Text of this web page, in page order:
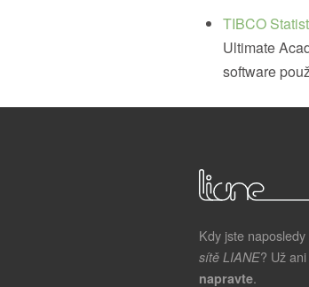
TIBCO
Ultimate
software
Kdy jste naposledy
sítě LIANE? Už
napravte.